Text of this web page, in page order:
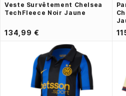
Veste Survêtement Chelsea
TechFleece Noir Jaune
134,99 €